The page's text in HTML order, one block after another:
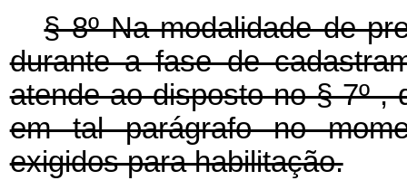
§ 8º Na modalidade de
durante a fase de
atende ao disposto no § 7º ,
em tal parágrafo no
exigidos para habilitação.